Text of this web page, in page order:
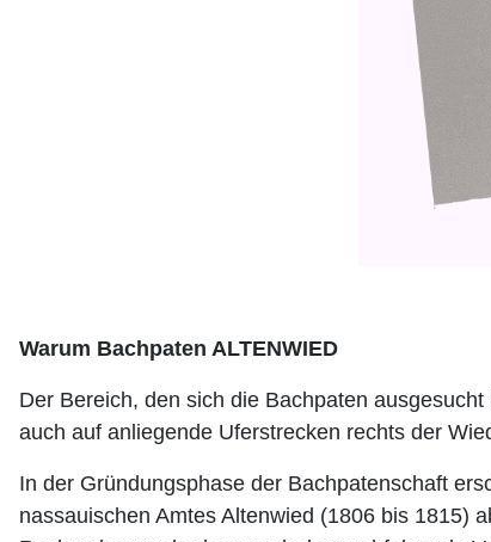
Warum Bachpaten ALTENWIED
Der Bereich, den sich die Bachpaten
auch auf anliegende Uferstrecken rechts der
In der Gründungsphase der Bachpatenschaft
nassauischen Amtes Altenwied (1806 bis 1815)